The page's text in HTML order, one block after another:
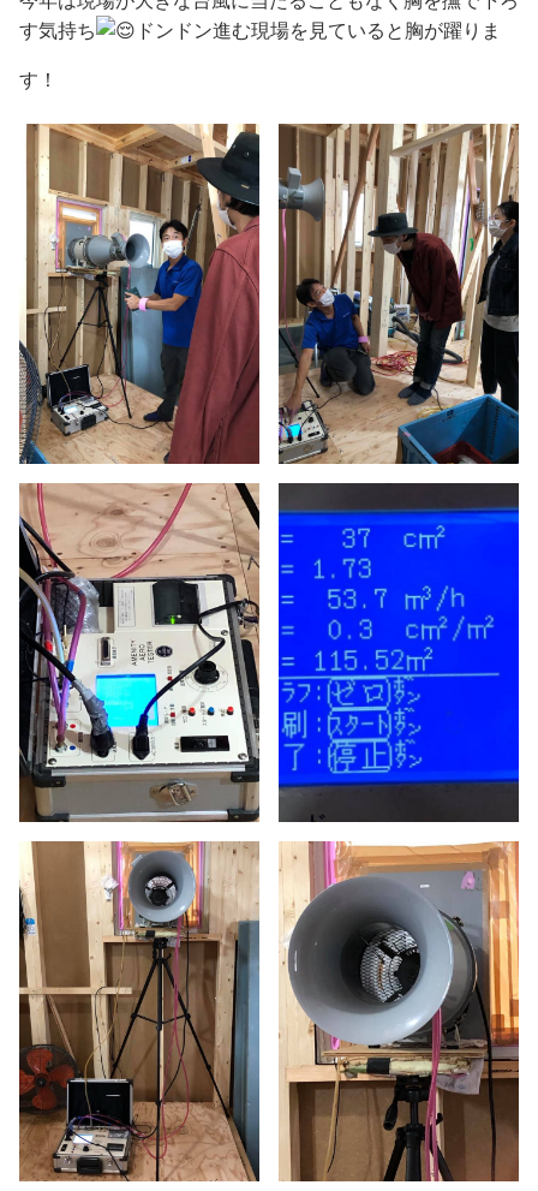
す気持ち
ドンドン進む現場を見ていると胸が躍りま
す！